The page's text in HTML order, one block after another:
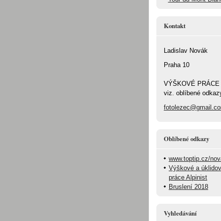
Kontakt
Ladislav Novák
Praha 10
VÝŠKOVÉ PRÁCE
viz. oblíbené
Oblíbené odkazy
www.toptip.cz/
Výškové a
práce Alpinist
Bruslení 2018
Vyhledávání